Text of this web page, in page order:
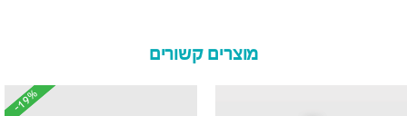
מוצרים קשורים
-19%
-19%